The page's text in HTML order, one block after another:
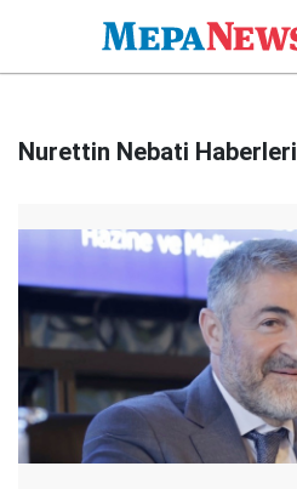
Nurettin Nebati Haberleri